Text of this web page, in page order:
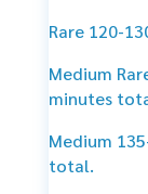
Rare 120-
Medium
minutes
Medium
total.